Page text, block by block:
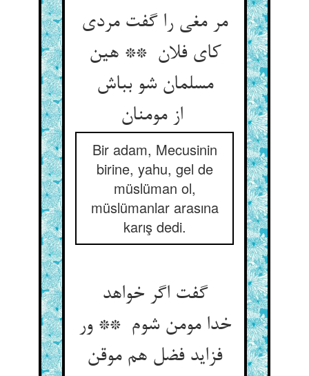
مر مغی را گفت مردی
کای فلان ** هین
مسلمان شو بباش
Bir adam, Mecusinin
birine, yahu, gel de
müslüman ol,
müslümanlar arasına
karış dedi.
گفت اگر خواهد
خدا مومن شوم ** ور
فزاید فضل هم موقن